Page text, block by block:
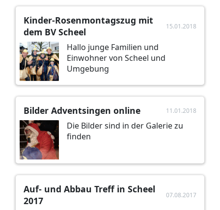
Kinder-Rosenmontagszug mit
dem BV Scheel
15.01.2018
Hallo junge Familien und
Einwohner von Scheel und
Umgebung
Bilder Adventsingen online 11.01.2018
Die Bilder sind in der Galerie zu
finden
Auf- und Abbau Treff in Scheel
2017
07.08.2017